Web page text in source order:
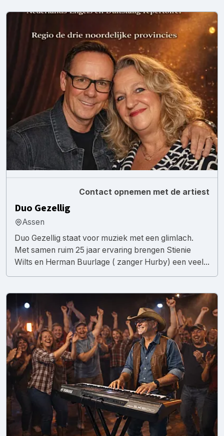
Contact opnemen met de artiest
Duo Gezellig
Assen
Duo Gezellig staat voor muziek met een glimlach.
Met samen ruim 25 jaar ervaring brengen Stienie
Wilts en Herman Buurlage ( zanger Hurby) een veel...